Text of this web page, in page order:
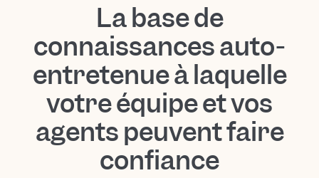
La base de
connaissances auto-
entretenue à laquelle
votre équipe et vos
agents peuvent faire
confiance